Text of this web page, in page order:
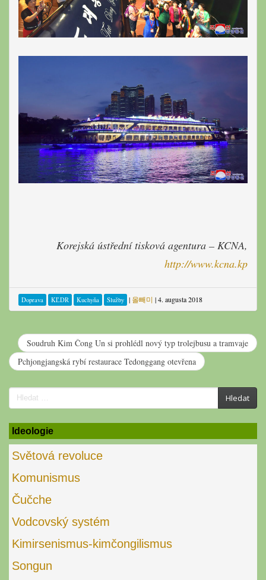
Korejská ústřední tisková agentura – KCNA,
http://www.kcna.kp
Doprava KĽDR Kuchyňa Služby | 올빼미 |4. augusta 2018
Soudruh Kim Čong Un si prohlédl nový typ trolejbusu a tramvaje
Pchjongjangská rybí restaurace Tedonggang otevřena
Search
for:
Hledat
Ideologie
Světová revoluce
Komunismus
Čučche
Vodcovský systém
Kimirsenismus-kimčongilismus
Songun